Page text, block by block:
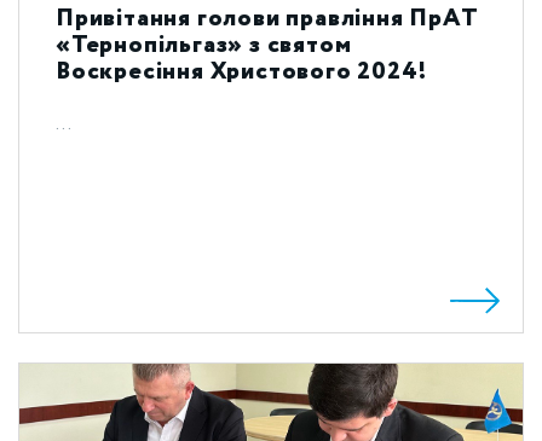
Привітання голови правління ПрАТ
«Тернопільгаз» з святом
Воскресіння Христового 2024!
...